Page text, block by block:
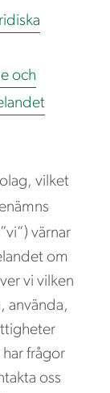
och
vilket
värnar
om
vi vilken
använda,
frågor
oss